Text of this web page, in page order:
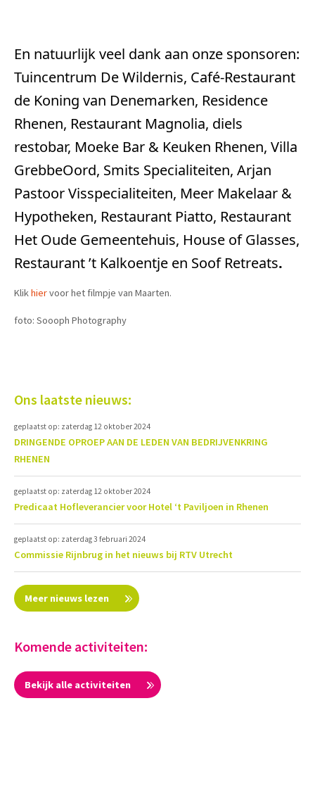
En natuurlijk veel dank aan onze sponsoren:
Tuincentrum De Wildernis, Café-Restaurant
de Koning van Denemarken, Residence
Rhenen, Restaurant Magnolia, diels
restobar, Moeke Bar & Keuken Rhenen, Villa
GrebbeOord, Smits Specialiteiten, Arjan
Pastoor Visspecialiteiten, Meer Makelaar &
Hypotheken, Restaurant Piatto, Restaurant
Het Oude Gemeentehuis, House of Glasses,
Restaurant ’t Kalkoentje en Soof Retreats.
Klikhiervoor het filmpje van Maarten.
foto: Soooph Photography
Ons laatste nieuws:
geplaatst op: zaterdag 12 oktober 2024
DRINGENDE OPROEP AAN DE LEDEN VAN BEDRIJVENKRING
RHENEN
geplaatst op: zaterdag 12 oktober 2024
Predicaat Hofleverancier voor Hotel ‘t Paviljoen in Rhenen
geplaatst op: zaterdag 3 februari 2024
Commissie Rijnbrug in het nieuws bij RTV Utrecht
Meer nieuws lezen
Komende activiteiten:
Bekijk alle activiteiten